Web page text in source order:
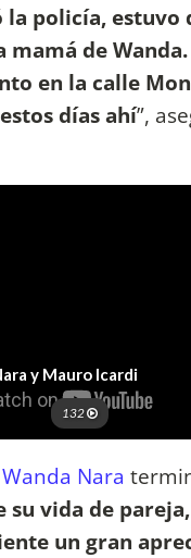
la policía, estuvo
mamá de
en la calle
días ahí”,
Wanda Nara
vida de
un gran